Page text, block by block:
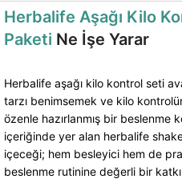
Herbalife Aşağı Kilo
Paketi Ne İşe Yarar
Herbalife aşağı kilo kontrol seti
tarzı benimsemek ve kilo
özenle hazırlanmış bir beslenme
içeriğinde yer alan herbalife
içeceği; hem besleyici hem de
beslenme rutinine değerli bir